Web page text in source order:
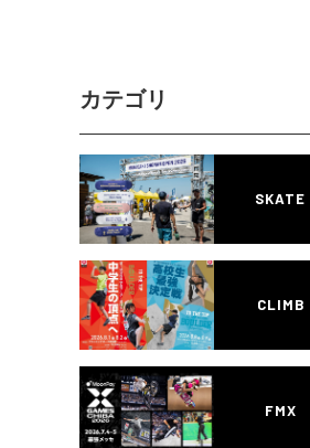
カテゴリ
SKATE
CLIMB
FMX